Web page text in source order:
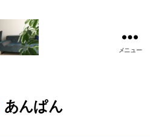
美
(お
メニュー
あんぱん